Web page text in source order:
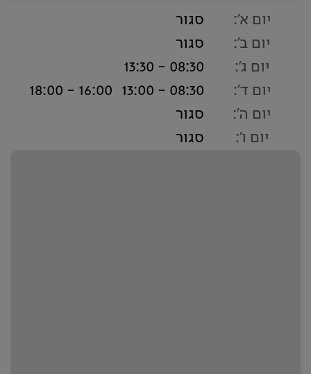
יום א':
סגור
יום ב':
סגור
יום ג':
08:30 - 13:30
יום ד':
08:30 - 13:00
16:00 - 18:00
יום ה':
סגור
יום ו':
סגור